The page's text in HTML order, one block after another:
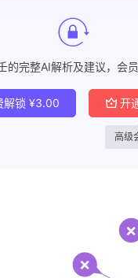
的完整AI解析及建议，会员
解锁 ¥3.00 开
高级